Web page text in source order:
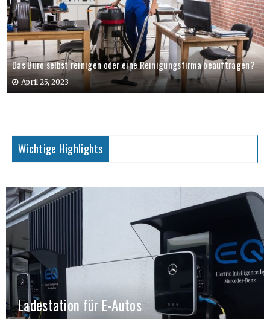
Das Büro selbst reinigen oder eine Reinigungsfirma beauftragen?
April 25, 2023
Wichtige Highlights
Ladestation für E-Autos